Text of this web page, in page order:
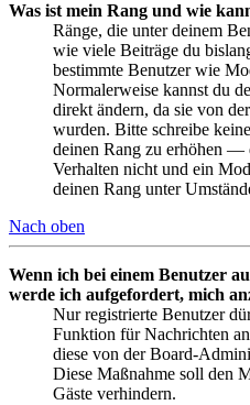
Was ist mein Rang und wie
Ränge, die unter deinem
wie viele Beiträge du
bestimmte Benutzer wie
Normalerweise kannst du
direkt ändern, da sie von
wurden. Bitte schreibe
deinen Rang zu erhöhen —
Verhalten nicht und ein
deinen Rang unter
Nach oben
Wenn ich bei einem Benutzer
werde ich aufgefordert, mich
Nur registrierte Benutzer
Funktion für Nachrichten
diese von der Board-
Diese Maßnahme soll den
Gäste verhindern.